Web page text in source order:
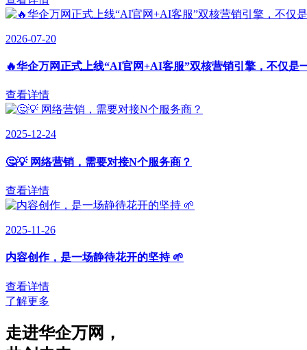
2026-07-20
🔥华企万网正式上线“AI官网+AI客服”双核营销引擎，不仅是
查看详情
2025-12-24
🤔💡 网络营销，需要对接N个服务商？
查看详情
2025-11-26
内容创作，是一场静待花开的坚持 🌱
查看详情
了解更多
走进华企万网 ，